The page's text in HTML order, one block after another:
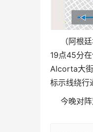
（阿根
19点45分
Alcorta大街
标示线绕行
今晚对